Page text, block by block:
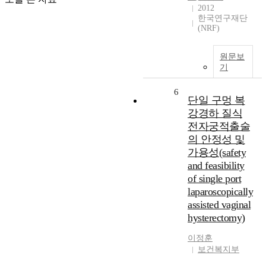
2012
한국연구재단
(NRF)
원문보
기
6
단일 구멍 복
강경하 질식
전자궁적출술
의 안정성 및
가용성(safety
and feasibility
of single port
laparoscopically
assisted vaginal
hysterectomy)
이정훈
보건복지부